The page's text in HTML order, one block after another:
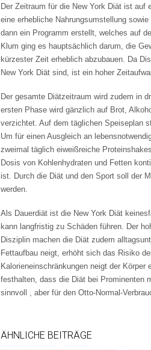
Der Zeitraum für die New York Diät ist
eine erhebliche Nahrungsumstellung
dann ein Programm erstellt, welches auf
Klum ging es hauptsächlich darum, die
kürzester Zeit erheblich abzubauen. Da
New York Diät sind, ist ein hoher
Der gesamte Diätzeitraum wird zudem in
ersten Phase wird gänzlich auf Brot,
verzichtet. Auf dem täglichen Speiseplan
Um für einen Ausgleich an
zweimal täglich eiweißreiche
Dosis von Kohlenhydraten und Fetten
ist. Durch die Diät und den Sport soll der
werden.
Als Dauerdiät ist die New York Diät
kann langfristig zu Schäden führen. Der
Disziplin machen die Diät zudem
Fettaufbau neigt, erhöht sich das Risiko
Kalorieneinschränkungen neigt der
festhalten, dass die Diät bei Prominenten
sinnvoll , aber für den Otto-Normal-
ÄHNLICHE BEITRÄGE